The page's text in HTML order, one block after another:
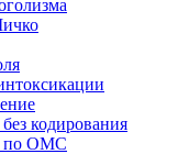
кодирования
по ОМС